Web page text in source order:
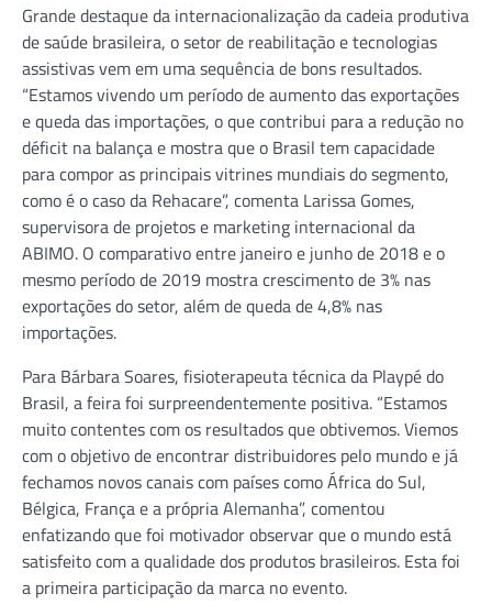
Grande destaque da internacionalização da cadeia produtiva
de saúde brasileira, o setor de reabilitação e tecnologias
assistivas vem em uma sequência de bons resultados.
“Estamos vivendo um período de aumento das exportações
e queda das importações, o que contribui para a redução no
déficit na balança e mostra que o Brasil tem capacidade
para compor as principais vitrines mundiais do segmento,
como é o caso da Rehacare”, comenta Larissa Gomes,
supervisora de projetos e marketing internacional da
ABIMO. O comparativo entre janeiro e junho de 2018 e o
mesmo período de 2019 mostra crescimento de 3% nas
exportações do setor, além de queda de 4,8% nas
importações.
Para Bárbara Soares, fisioterapeuta técnica da Playpé do
Brasil, a feira foi surpreendentemente positiva. “Estamos
muito contentes com os resultados que obtivemos. Viemos
com o objetivo de encontrar distribuidores pelo mundo e já
fechamos novos canais com países como África do Sul,
Bélgica, França e a própria Alemanha”, comentou
enfatizando que foi motivador observar que o mundo está
satisfeito com a qualidade dos produtos brasileiros. Esta foi
a primeira participação da marca no evento.